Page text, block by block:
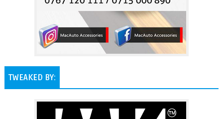
TWEAKED BY: